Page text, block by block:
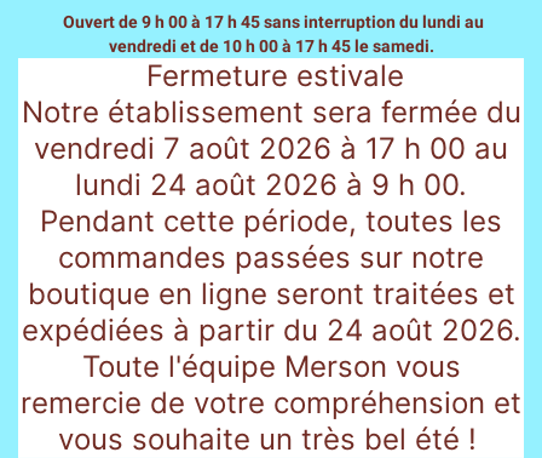
Ouvert de 9 h 00 à 17 h 45 sans interruption du lundi au
vendredi et de 10 h 00 à 17 h 45 le samedi.
Fermeture estivale
Notre établissement sera fermée du
vendredi 7 août 2026 à 17 h 00 au
lundi 24 août 2026 à 9 h 00.
Pendant cette période, toutes les
commandes passées sur notre
boutique en ligne seront traitées et
expédiées à partir du 24 août 2026.
Toute l'équipe Merson vous
remercie de votre compréhension et
vous souhaite un très bel été !